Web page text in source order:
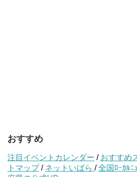
おすすめ
注目イベントカレンダー / おすすめ
トマップ/ ネットいばら /全国ﾛｰｶﾙﾆ